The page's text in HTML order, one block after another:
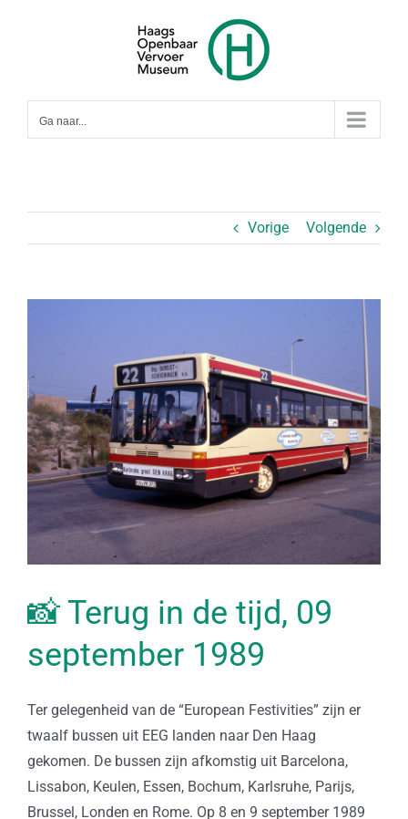
Ga naar...
Vorige Volgende
📸 Terug in de tijd, 09
september 1989
Ter gelegenheid van de “European Festivities” zijn er
twaalf bussen uit EEG landen naar Den Haag
gekomen. De bussen zijn afkomstig uit Barcelona,
Lissabon, Keulen, Essen, Bochum, Karlsruhe, Parijs,
Brussel, Londen en Rome. Op 8 en 9 september 1989